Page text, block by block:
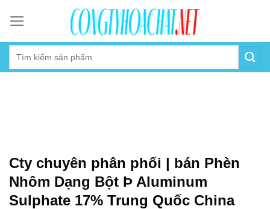
content
Cty chuyên phân phối | bán Phèn
Nhôm Dạng Bột Þ Aluminum
Sulphate 17% Trung Quốc China